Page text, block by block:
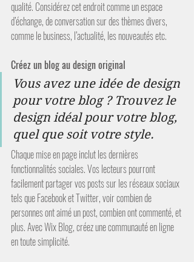
qualité. Considérez cet endroit comme un espace
d’échange, de conversation sur des thèmes divers,
comme le business, l’actualité, les nouveautés etc.
Créez un blog au design original
Vous avez une idée de design
pour votre blog ? Trouvez le
design idéal pour votre blog,
quel que soit votre style.
Chaque mise en page inclut les dernières
fonctionnalités sociales. Vos lecteurs pourront
facilement partager vos posts sur les réseaux sociaux
tels que Facebook et Twitter, voir combien de
personnes ont aimé un post, combien ont commenté, et
plus. Avec Wix Blog, créez une communauté en ligne
en toute simplicité.